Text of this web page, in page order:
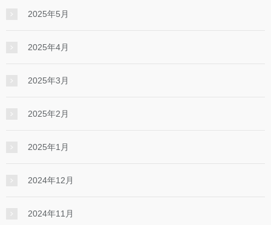
2025年5月
2025年4月
2025年3月
2025年2月
2025年1月
2024年12月
2024年11月